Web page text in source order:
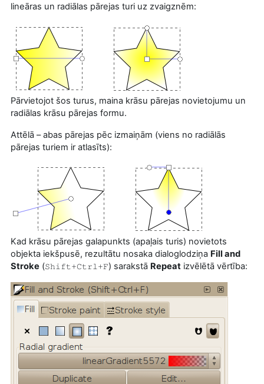
lineāras un radiālas pārejas turi uz zvaigznēm:
Pārvietojot šos turus, maina krāsu pārejas novietojumu un
radiālas krāsu pārejas formu.
Attēlā – abas pārejas pēc izmaiņām (viens no radiālās
pārejas turiem ir atlasīts):
Kad krāsu pārejas galapunkts (apaļais turis) novietots
objekta iekšpusē, rezultātu nosaka dialoglodziņa Fill and
Stroke (Shift+Ctrl+F) sarakstā Repeat izvēlētā vērtība: